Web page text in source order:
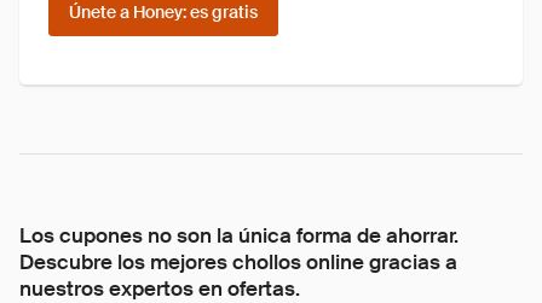
Únete a Honey: es gratis
Los cupones no son la única forma de ahorrar.
Descubre los mejores chollos online gracias a
nuestros expertos en ofertas.